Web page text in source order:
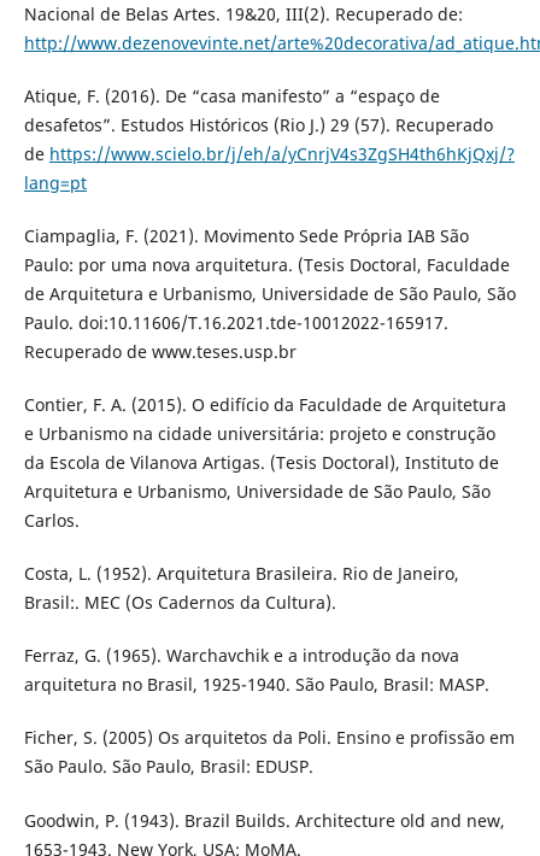
Nacional de Belas Artes. 19&20, III(2). Recuperado de:
http://www.dezenovevinte.net/arte%20decorativa/
Atique, F. (2016). De “casa manifesto” a “espaço de
desafetos”. Estudos Históricos (Rio J.) 29 (57). Recuperado
de https://www.scielo.br/j/eh/a/yCnrjV4s3ZgSH4th6hKjQxj/?
lang=pt
Ciampaglia, F. (2021). Movimento Sede Própria IAB São
Paulo: por uma nova arquitetura. (Tesis Doctoral, Faculdade
de Arquitetura e Urbanismo, Universidade de São Paulo, São
Paulo. doi:10.11606/T.16.2021.tde-10012022-165917.
Recuperado de www.teses.usp.br
Contier, F. A. (2015). O edifício da Faculdade de Arquitetura
e Urbanismo na cidade universitária: projeto e construção
da Escola de Vilanova Artigas. (Tesis Doctoral), Instituto de
Arquitetura e Urbanismo, Universidade de São Paulo, São
Carlos.
Costa, L. (1952). Arquitetura Brasileira. Rio de Janeiro,
Brasil:. MEC (Os Cadernos da Cultura).
Ferraz, G. (1965). Warchavchik e a introdução da nova
arquitetura no Brasil, 1925-1940. São Paulo, Brasil: MASP.
Ficher, S. (2005) Os arquitetos da Poli. Ensino e profissão em
São Paulo. São Paulo, Brasil: EDUSP.
Goodwin, P. (1943). Brazil Builds. Architecture old and new,
1653-1943. New York, USA: MoMA.